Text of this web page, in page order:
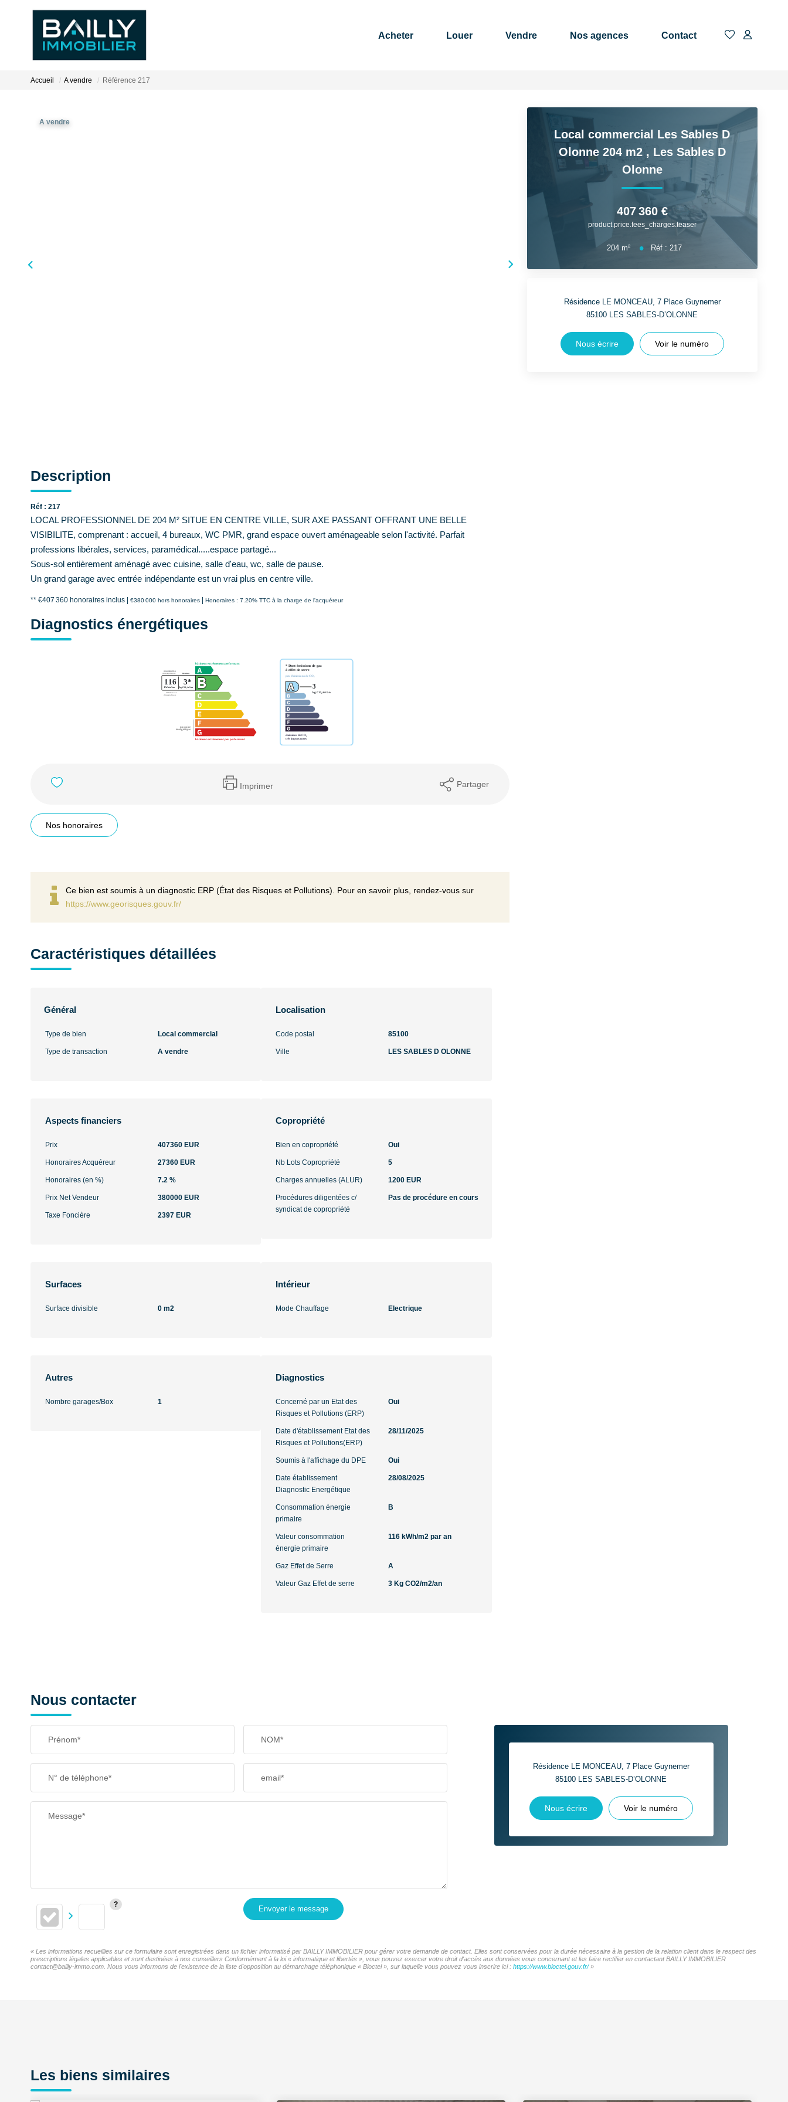
Acheter Louer Vendre Nos agences Contact
Accueil A vendre Référence 217
A vendre
Description
Réf : 217
LOCAL PROFESSIONNEL DE 204 M² SITUE EN CENTRE VILLE, SUR AXE PASSANT OFFRANT UNE BELLE
VISIBILITE, comprenant : accueil, 4 bureaux, WC PMR, grand espace ouvert aménageable selon l'activité. Parfait
professions libérales, services, paramédical.....espace partagé...
Sous-sol entièrement aménagé avec cuisine, salle d'eau, wc, salle de pause.
Un grand garage avec entrée indépendante est un vrai plus en centre ville.
** €407 360 honoraires inclus €380 000 hors honoraires Honoraires : 7.20% TTC à la charge de l'acquéreur
Diagnostics énergétiques
Imprimer Partager
Nos honoraires
Ce bien est soumis à un diagnostic ERP (État des Risques et Pollutions). Pour en savoir plus, rendez-vous sur
https://www.georisques.gouv.fr/
Caractéristiques détaillées
Général
Type de bien Local commercial
Type de transaction A vendre
Localisation
Code postal 85100
Ville LES SABLES D OLONNE
Aspects financiers
Prix 407360 EUR
Honoraires Acquéreur 27360 EUR
Honoraires (en %) 7.2 %
Prix Net Vendeur 380000 EUR
Taxe Foncière 2397 EUR
Copropriété
Bien en copropriété Oui
Nb Lots Copropriété 5
Charges annuelles (ALUR) 1200 EUR
Procédures diligentées c/
syndicat de copropriété
Pas de procédure en cours
Surfaces
Surface divisible 0 m2
Intérieur
Mode Chauffage Electrique
Autres
Nombre garages/Box 1
Diagnostics
Concerné par un Etat des
Risques et Pollutions (ERP)
Oui
Date d'établissement Etat des
Risques et Pollutions(ERP)
28/11/2025
Soumis à l'affichage du DPE Oui
Date établissement
Diagnostic Energétique
28/08/2025
Consommation énergie
primaire
B
Valeur consommation
énergie primaire
116 kWh/m2 par an
Gaz Effet de Serre A
Valeur Gaz Effet de serre 3 Kg CO2/m2/an
Local commercial Les Sables D
Olonne 204 m2 , Les Sables D
Olonne
407 360 €
product.price.fees_charges.teaser
204 m² Réf : 217
Résidence LE MONCEAU, 7 Place Guynemer
85100 LES SABLES-D’OLONNE
Nous écrire Voir le numéro
Nous contacter
Prénom* NOM*
N° de téléphone* email*
Message*
Envoyer le message
Résidence LE MONCEAU, 7 Place Guynemer
85100 LES SABLES-D’OLONNE
Nous écrire Voir le numéro
« Les informations recueillies sur ce formulaire sont enregistrées dans un fichier informatisé par BAILLY IMMOBILIER pour gérer votre demande de contact. Elles sont conservées pour la durée nécessaire à la gestion de la relation client dans le respect des
prescriptions légales applicables et sont destinées à nos conseillers Conformément à la loi « informatique et libertés », vous pouvez exercer votre droit d'accès aux données vous concernant et les faire rectifier en contactant BAILLY IMMOBILIER
contact@bailly-immo.com. Nous vous informons de l'existence de la liste d'opposition au démarchage téléphonique « Bloctel », sur laquelle vous pouvez vous inscrire ici : https://www.bloctel.gouv.fr/»
Les biens similaires